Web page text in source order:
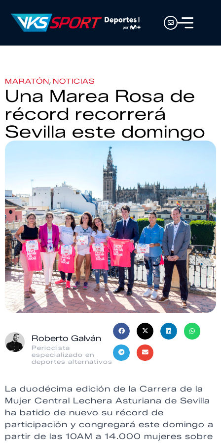
MARATÓN, NOTICIAS
Una Marea Rosa de
récord recorrerá
Sevilla este domingo
Roberto Galván
Periodista
especializado en
deportes alternativos
La duodécima edición de la Carrera de la
Mujer Central Lechera Asturiana de Sevilla
ha batido de nuevo su récord de
participación y congregará este domingo a
partir de las 10AM a 14.000 mujeres sobre